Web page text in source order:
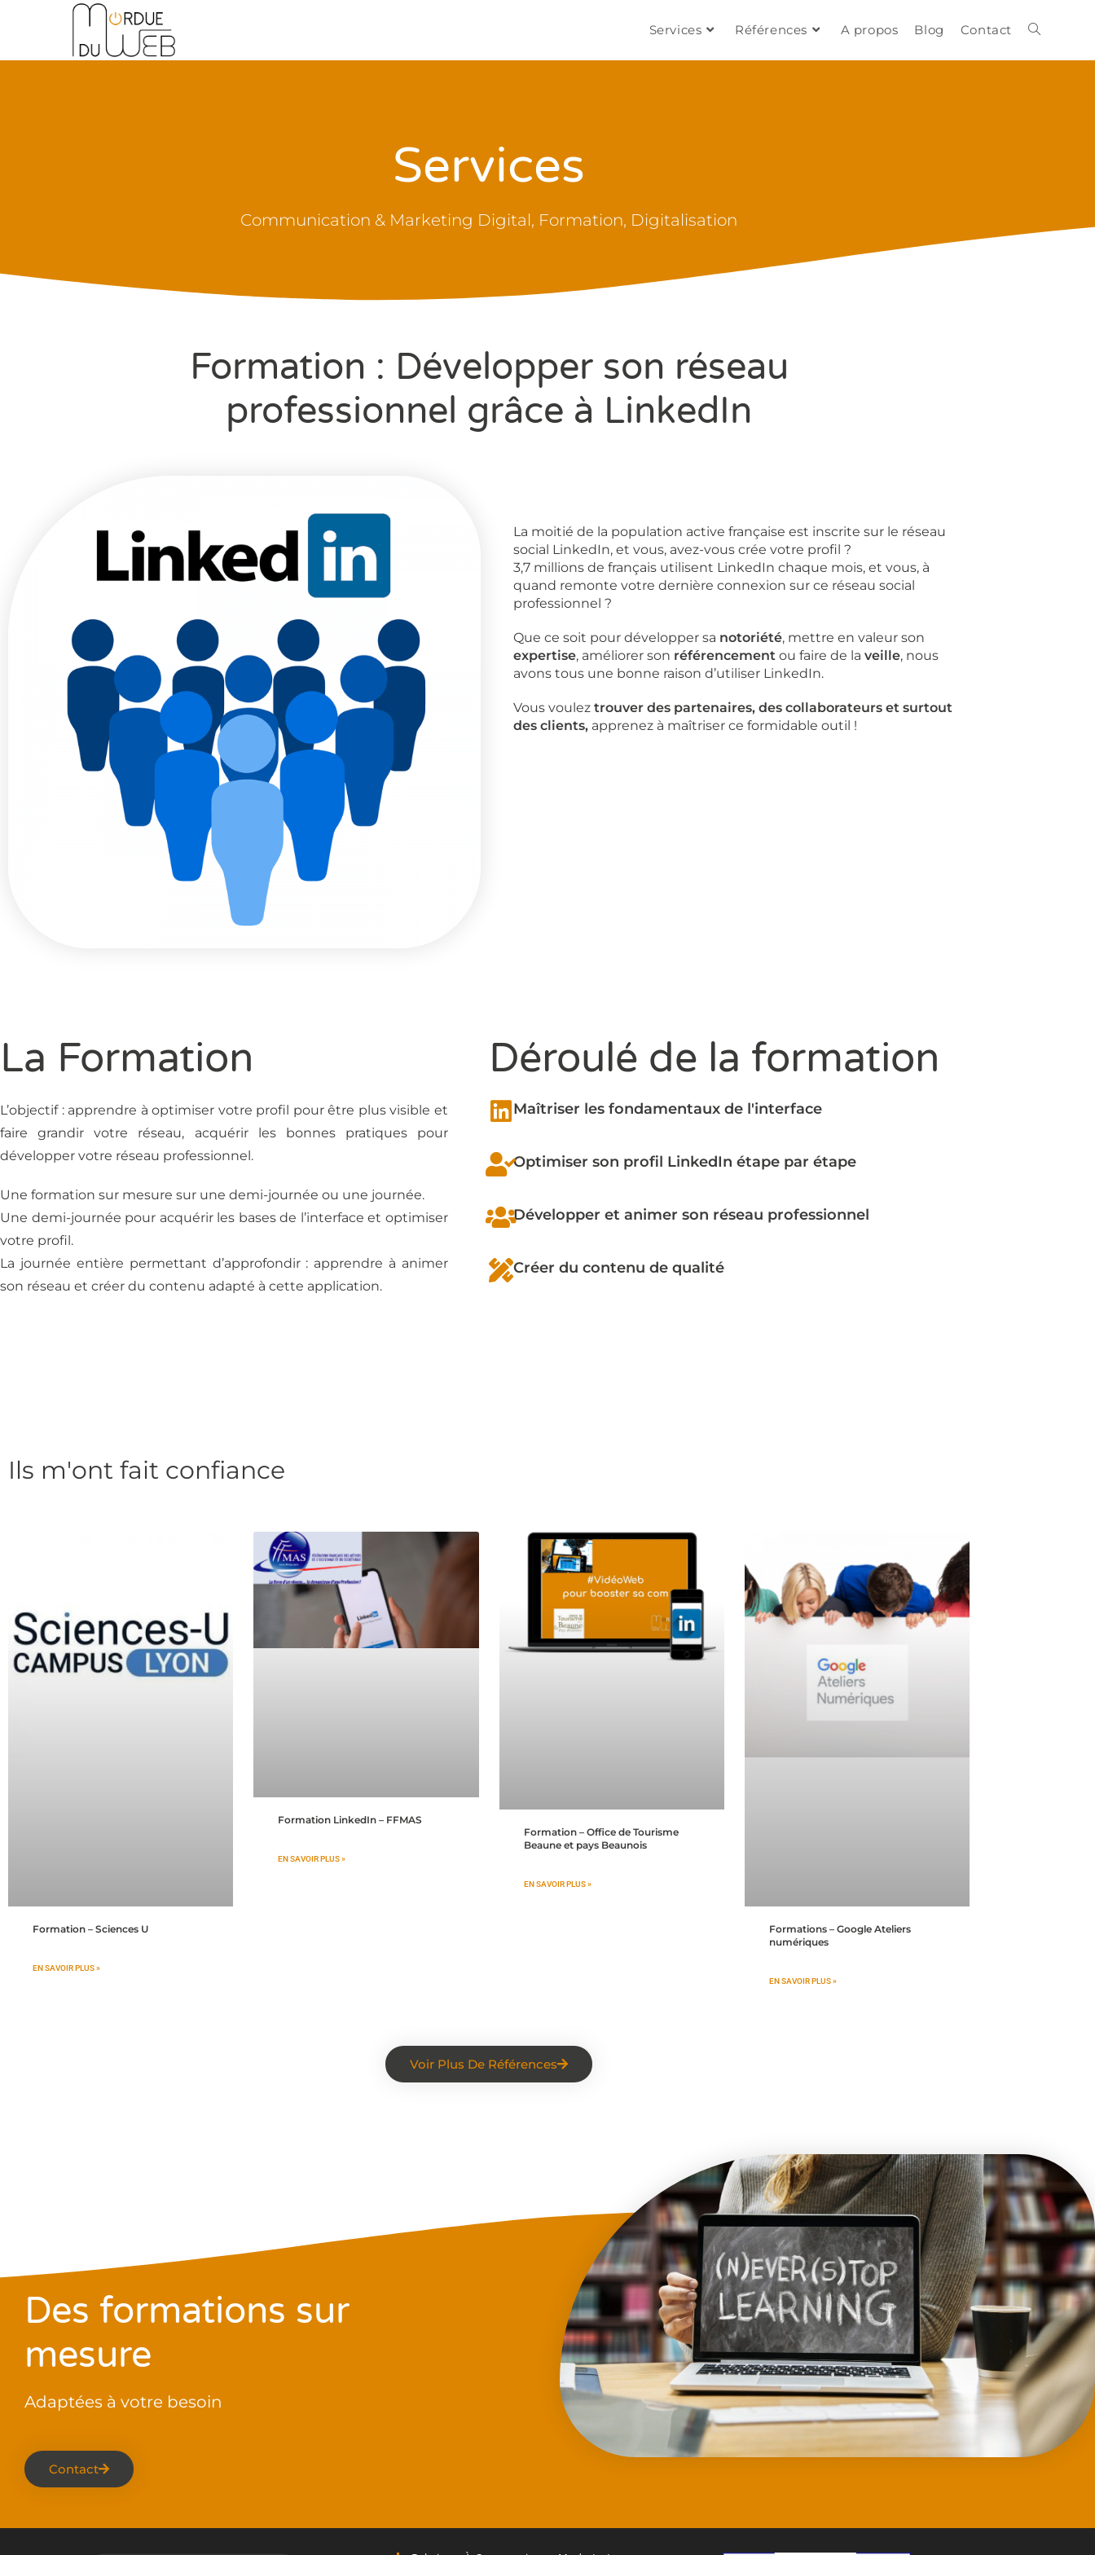
Services Références A propos Blog Contact
Services
Communication & Marketing Digital, Formation, Digitalisation
Formation : Développer son réseau
professionnel grâce à LinkedIn
La moitié de la population active française est inscrite sur le réseau
social LinkedIn, et vous, avez-vous crée votre profil ?
3,7 millions de français utilisent LinkedIn chaque mois, et vous, à
quand remonte votre dernière connexion sur ce réseau social
professionnel ?
Que ce soit pour développer sa notoriété, mettre en valeur son
expertise, améliorer son référencement ou faire de la veille, nous
avons tous une bonne raison d’utiliser LinkedIn.
Vous voulez trouver des partenaires, des collaborateurs et surtout
des clients, apprenez à maîtriser ce formidable outil !
La Formation
L’objectif : apprendre à optimiser votre profil pour être plus visible et
faire grandir votre réseau, acquérir les bonnes pratiques pour
développer votre réseau professionnel.
Une formation sur mesure sur une demi-journée ou une journée.
Une demi-journée pour acquérir les bases de l’interface et optimiser
votre profil.
La journée entière permettant d’approfondir : apprendre à animer
son réseau et créer du contenu adapté à cette application.
Déroulé de la formation
Maîtriser les fondamentaux de l'interface
Optimiser son profil LinkedIn étape par étape
Développer et animer son réseau professionnel
Créer du contenu de qualité
Ils m'ont fait confiance
Formation – Sciences U
EN SAVOIR PLUS »
Formation LinkedIn – FFMAS
EN SAVOIR PLUS »
Formation – Office de Tourisme
Beaune et pays Beaunois
EN SAVOIR PLUS »
Formations – Google Ateliers
numériques
EN SAVOIR PLUS »
Voir Plus De Références
Des formations sur
mesure
Adaptées à votre besoin
Contact